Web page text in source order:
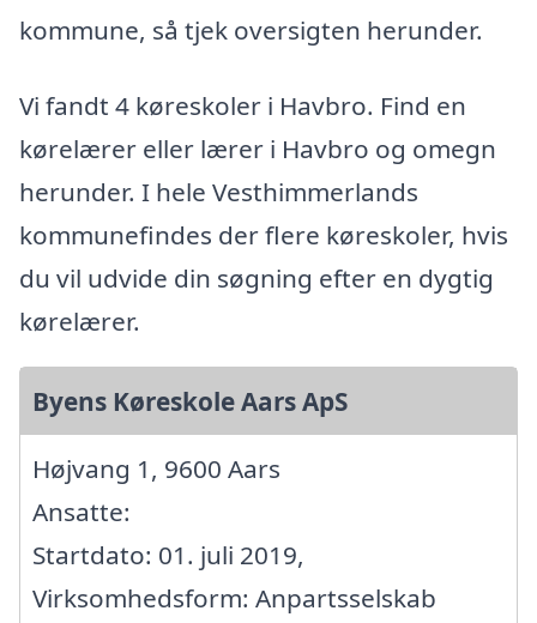
kommune, så tjek oversigten herunder.
Vi fandt 4 køreskoler i Havbro. Find en
kørelærer eller lærer i Havbro og omegn
herunder. I hele Vesthimmerlands
kommunefindes der flere køreskoler, hvis
du vil udvide din søgning efter en dygtig
kørelærer.
Byens Køreskole Aars ApS
Højvang 1, 9600 Aars
Ansatte:
Startdato: 01. juli 2019,
Virksomhedsform: Anpartsselskab